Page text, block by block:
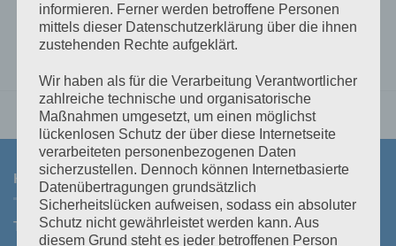
KONTAKT
Tel: +43 3464 30 505Mail:office@polz.at
informieren. Ferner werden betroffene Personen
mittels dieser Datenschutzerklärung über die ihnen
zustehenden Rechte aufgeklärt.
Wir haben als für die Verarbeitung Verantwortlicher
zahlreiche technische und organisatorische
Maßnahmen umgesetzt, um einen möglichst
lückenlosen Schutz der über diese Internetseite
verarbeiteten personenbezogenen Daten
sicherzustellen. Dennoch können Internetbasierte
Datenübertragungen grundsätzlich
Sicherheitslücken aufweisen, sodass ein absoluter
Schutz nicht gewährleistet werden kann. Aus
diesem Grund steht es jeder betroffenen Person